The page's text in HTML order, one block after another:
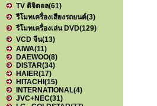
TV ดิจิตอล(61)
รีโมทเครื่องเสียงรถยนต์(3)
รีโมทเครื่องเล่น DVD(129)
VCD จีน(13)
AIWA(11)
DAEWOO(8)
DISTAR(34)
HAIER(17)
HITACHI (15)
INTERNATIONAL(4)
JVC+NEC(31)